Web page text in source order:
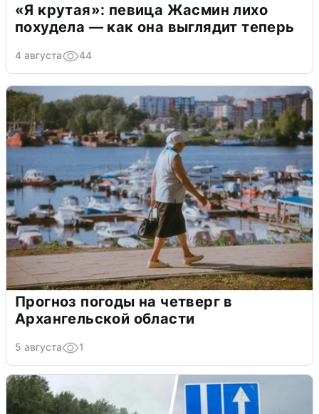
«Я крутая»: певица Жасмин лихо
похудела — как она выглядит теперь
4 августа 44
Прогноз погоды на четверг в
Архангельской области
5 августа 1